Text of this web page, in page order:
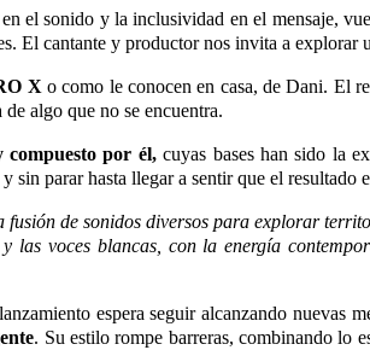
el sonido y la inclusividad en el mensaje,
El cantante y productor nos invita a explorar
X o como le conocen en casa, de Dani. El
algo que no se encuentra.
por él,cuyas bases han sido la
parar hasta llegar a sentir que el resultado
de sonidos diversos para explorar
voces blancas, con la energía
espera seguir alcanzando nuevas
. Su estilo rompe barreras, combinando lo